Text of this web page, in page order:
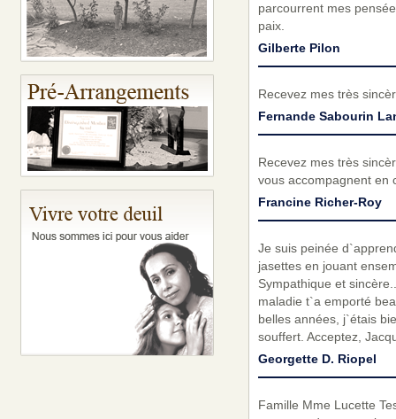
parcourrent mes
paix.
Gilberte Pilon
Recevez mes très
Fernande Sabourin
Recevez mes très
vous accompagnent en
Francine Richer-Roy
Je suis peinée
jasettes en jouant
Sympathique et
maladie t`a emporté
belles années, j`étais
souffert. Acceptez,
Georgette D. Riopel
Famille Mme Lucette